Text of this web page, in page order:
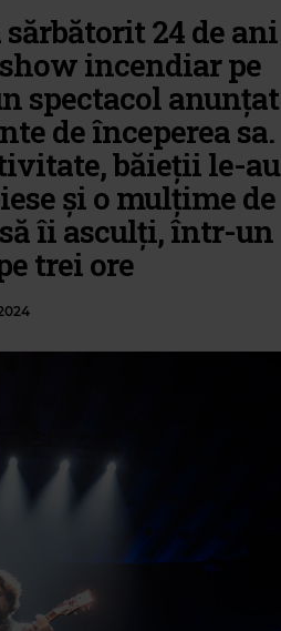
24 de ani
incendiar pe
spectacol anunțat
de începerea sa.
băieții le-au
și o mulțime de
îi asculți, într-un
trei ore